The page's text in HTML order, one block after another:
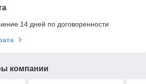
14 дней по договоренности
компании